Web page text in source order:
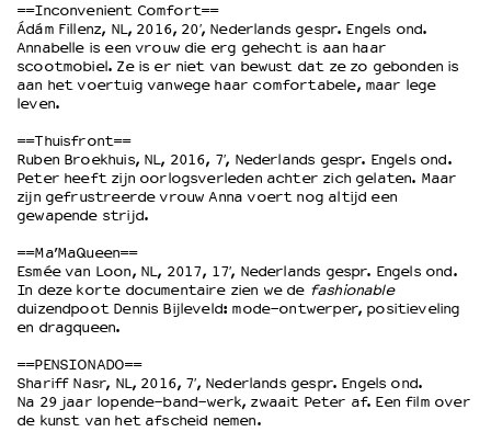
Privacyverklaring
Integriteits- en gedragscode
Duurzaamheid
Culturele boycot Israël
==Inconvenient Comfort==
Ádám Fillenz, NL, 2016, 20′, Nederlands gespr. Engels ond.
Annabelle is een vrouw die erg gehecht is aan haar
scootmobiel. Ze is er niet van bewust dat ze zo gebonden is
aan het voertuig vanwege haar comfortabele, maar lege
leven.
==Thuisfront==
Ruben Broekhuis, NL, 2016, 7′, Nederlands gespr. Engels ond.
Peter heeft zijn oorlogsverleden achter zich gelaten. Maar
zijn gefrustreerde vrouw Anna voert nog altijd een
gewapende strijd.
==Ma’MaQueen==
Esmée van Loon, NL, 2017, 17′, Nederlands gespr. Engels ond.
In deze korte documentaire zien we de fashionable
duizendpoot Dennis Bijleveld: mode-ontwerper, positieveling
en dragqueen.
==PENSIONADO==
Shariff Nasr, NL, 2016, 7′, Nederlands gespr. Engels ond.
Na 29 jaar lopende-band-werk, zwaait Peter af. Een film over
de kunst van het afscheid nemen.